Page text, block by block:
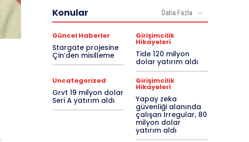
Konular Daha Fazla
Güncel Haberler
Stargate projesine
Çin’den misilleme
Girişimcilik
Hikayeleri
Tide 120 milyon
dolar yatırım aldı
Uncategorized
Grvt 19 milyon dolar
Seri A yatırım aldı
Girişimcilik
Hikayeleri
Yapay zeka
güvenliği alanında
çalışan Irregular, 80
milyon dolar
yatırım aldı